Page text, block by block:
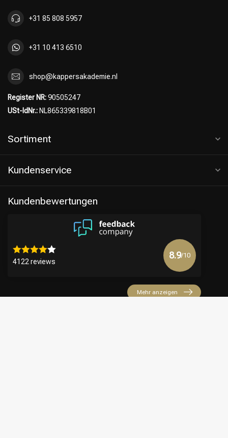
+31 85 808 5957
+31 10 413 6510
shop@kappersakademie.nl
Register NR:90505247
USt-IdNr.: NL865339818B01
Sortiment
Kundenservice
Kundenbewertungen
4122 reviews
8.9/10
Mehr anzeigen